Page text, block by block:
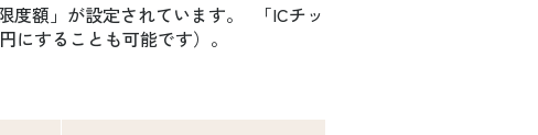
度額」が設定されています。 「ICチッ
にすることも可能です）。